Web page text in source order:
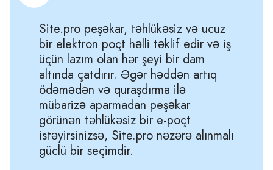
Site.pro peşəkar, təhlükəsiz və ucuz
bir elektron poçt həlli təklif edir və iş
üçün lazım olan hər şeyi bir dam
altında çatdırır. Əgər həddən artıq
ödəmədən və quraşdırma ilə
mübarizə aparmadan peşəkar
görünən təhlükəsiz bir e-poçt
istəyirsinizsə, Site.pro nəzərə alınmalı
güclü bir seçimdir.